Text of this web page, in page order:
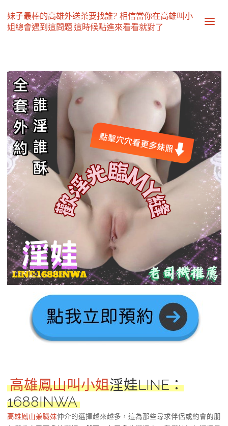
妹子最棒的高雄外送茶要找誰? 相信當你在高雄叫小
姐總會遇到這問題,這時候點進來看看就對了
高雄鳳山叫小姐淫娃LINE：
1688INWA
高雄鳳山兼職妹仲介的選擇越來越多，這為那些尋求伴侶或約會的朋